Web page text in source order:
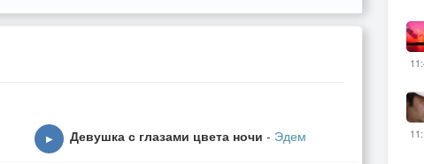
▶ Девушка с глазами цвета ночи - Эдем